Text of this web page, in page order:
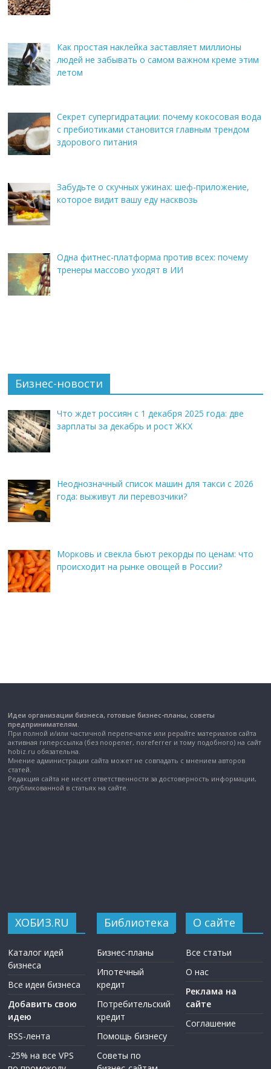
Как простая наклейка заставляет миллионы
людей не забывать о самом важном креме этим
летом
Секрет супергидратации: почему кокосовая вода
с пребиотиками становится главным трендом
здорового питания
Забудьте о скучных ужинах: шеф-приложение,
которое видит вашу еду насквозь
Одна фитнес-платформа против всех: почему
тренеры массово уходят в ИИ
Бизнес-новости
Что ждет россиян с 1 декабря 2025 года: две
зарплаты за декабрь и рост ЖКХ
Неоднозначный список машин для такси с 2026
года: выживут ли перевозчики?
Морковь и свекла бьют рекорды по ценам: что
происходит на рынке овощей в России?
Идеи организации бизнеса, готовые бизнес-планы, советы
предпринимателям.
При полной и/или частичной перепечатке или рерайте материалов сайта
активная гиперссылка (без noopener, noreferrer и тому подобного) на сайт
hobiz.ru обязательна.
Мнение администрации сайта может не совпадать с мнением авторов
статей.
Редакция сайта не несет ответственности за достоверность информации,
опубликованной в статьях на сайте.
ХОБИЗ.RU
Каталог идей
бизнеса
Все идеи бизнеса
Добавить свою
идею
RSS-лента
-25% на все VPS
Библиотека
Бизнес-планы
Ипотечный
кредит
Потребительский
кредит
Помощь бизнесу
Советы по
О сайте
Все статьи
О нас
Реклама на
сайте
Соглашение